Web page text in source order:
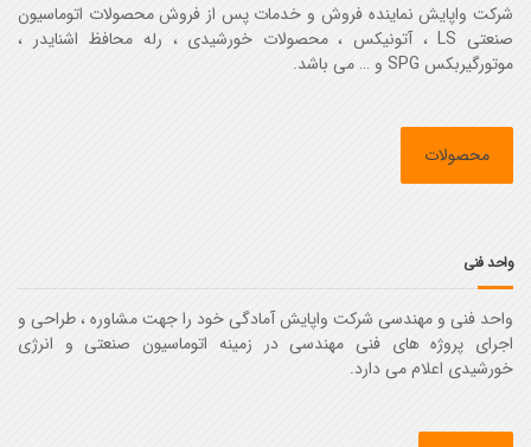
شرکت واپایش نماینده فروش و خدمات پس از فروش محصولات اتوماسیون
صنعتی LS ، آتونیکس ، محصولات خورشیدی ، رله محافظ اشنایدر ،
موتورگیربکس SPG و … می باشد.
محصولات
واحد فنی
واحد فنی و مهندسی شرکت واپایش آمادگی خود را جهت مشاوره ، طراحی و
اجرای پروژه های فنی مهندسی در زمینه اتوماسیون صنعتی و انرژی
خورشیدی اعلام می دارد.